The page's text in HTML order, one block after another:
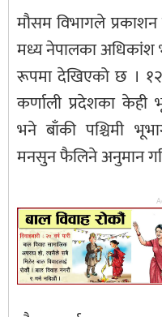
मौसम विभागले
मध्य नेपालका अधिकांश
रूपमा देखिएको छ ।
कर्णाली प्रदेशका
भने बाँकी पश्चिमी
मनसुन फैलिने अनुमान